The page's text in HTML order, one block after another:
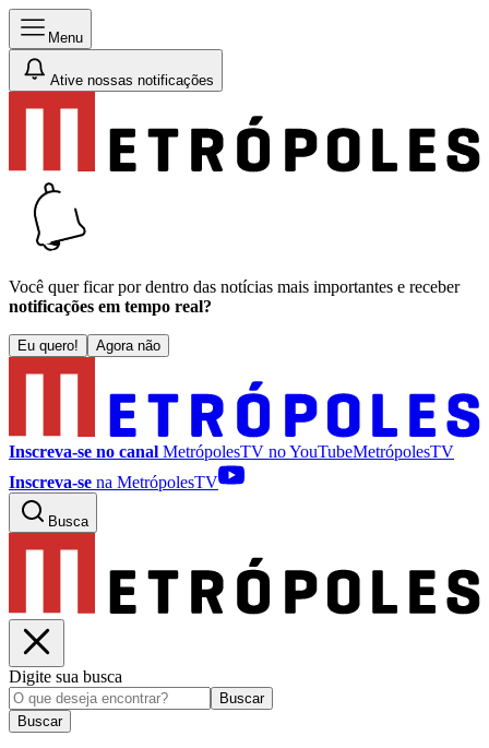
Menu
Ative nossas notificações
Você quer ficar por dentro das notícias mais importantes e receber
notificações em tempo real?
Eu quero! Agora não
Inscreva-se no canal MetrópolesTV noYouTubeMetrópolesTV
Inscreva-se na MetrópolesTV
Busca
Digite sua busca
Buscar
Buscar